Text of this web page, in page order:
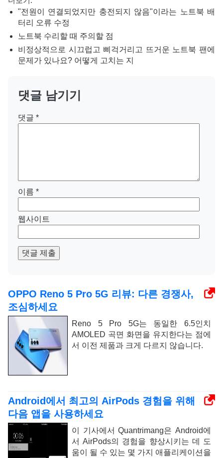
"전원이 연결되었지만 충전되지 않음"이라는 노트북 배
터리 오류 수정
노트북 수리할 때 주의할 점
비정상적으로 시끄럽고 삐걱거리고 뜨거운 노트북 팬에
문제가 있나요? 어떻게 고치는 지
댓글 남기기
댓글 *
이름 *
웹사이트
댓글 제출
OPPO Reno 5 Pro 5G 리뷰: 다른 경쟁사,
조심하세요
Reno 5 Pro 5G는 동일한 6.5인치
AMOLED 곡면 화면을 유지한다는 점에
서 이전 제품과 크게 다르지 않습니다.
Android에서 최고의 AirPods 경험을 위해
다음 앱을 사용하세요
이 기사에서 Quantrimang은 Android에
서 AirPods의 경험을 향상시키는 데 도
움이 될 수 있는 몇 가지 애플리케이션을